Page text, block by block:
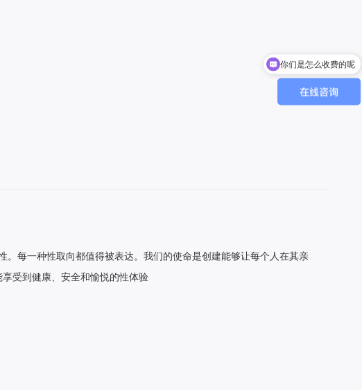
每一种性取向都值得被表达。我们的使命是创建能够让每个人在其亲
受到健康、安全和愉悦的性体验
现在有优惠活动吗